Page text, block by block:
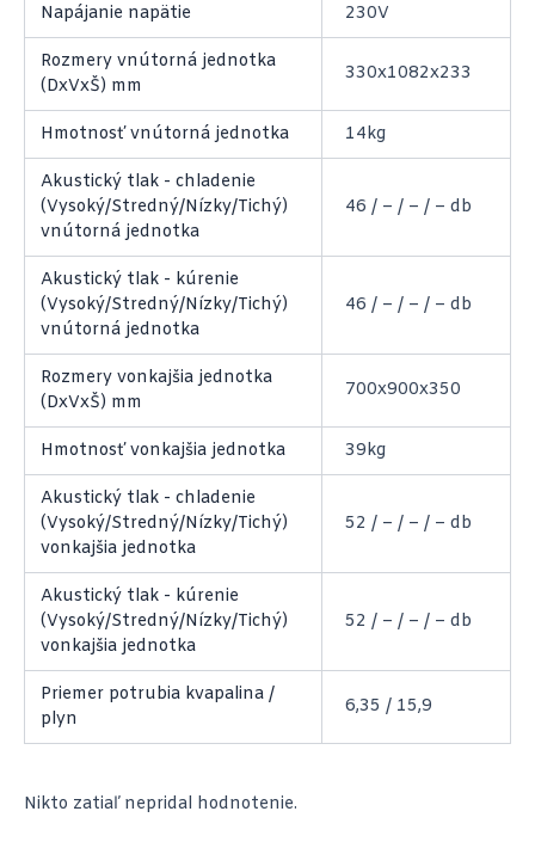
Napájanie napätie 230V
Rozmery vnútorná jednotka
(DxVxŠ) mm
330x1082x233
Hmotnosť vnútorná jednotka 14kg
Akustický tlak - chladenie
(Vysoký/Stredný/Nízky/Tichý)
vnútorná jednotka
46 / – / – / – db
Akustický tlak - kúrenie
(Vysoký/Stredný/Nízky/Tichý)
vnútorná jednotka
46 / – / – / – db
Rozmery vonkajšia jednotka
(DxVxŠ) mm
700x900x350
Hmotnosť vonkajšia jednotka 39kg
Akustický tlak - chladenie
(Vysoký/Stredný/Nízky/Tichý)
vonkajšia jednotka
52 / – / – / – db
Akustický tlak - kúrenie
(Vysoký/Stredný/Nízky/Tichý)
vonkajšia jednotka
52 / – / – / – db
Priemer potrubia kvapalina /
plyn
6,35 / 15,9
Nikto zatiaľ nepridal hodnotenie.